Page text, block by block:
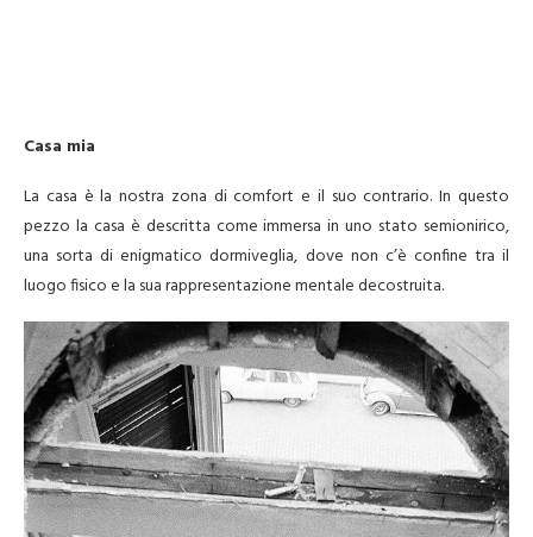
Casa mia
La casa è la nostra zona di comfort e il suo contrario. In questo
pezzo la casa è descritta come immersa in uno stato semionirico,
una sorta di enigmatico dormiveglia, dove non c’è confine tra il
luogo fisico e la sua rappresentazione mentale decostruita.